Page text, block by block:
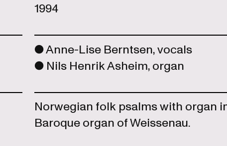
1994
Anne-Lise Berntsen, vocals
Nils Henrik Asheim, organ
Norwegian folk psalms with organ
Baroque organ of Weissenau.